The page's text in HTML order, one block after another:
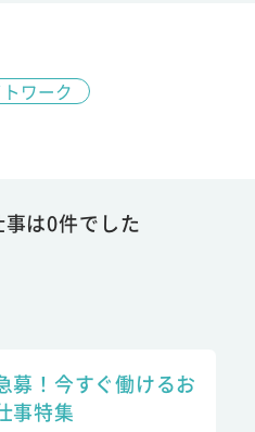
ワーク
は0件でした
募！今すぐ働けるお
事特集